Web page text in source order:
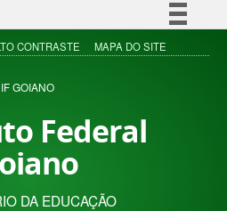
Simplifique!
Acesso à informação
CONTRASTE MAPA DO SITE
IF GOIANO
Federal
DA EDUCAÇÃO